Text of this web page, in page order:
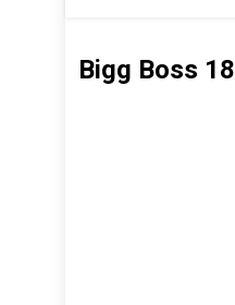
Bigg Boss 18